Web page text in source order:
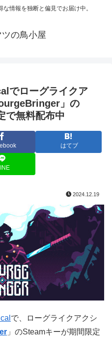
情報を独断と偏見でお届け中。
の鳥小屋
でローグライクア
」の
で無料配布中
はてブ
2024.12.19
で、ローグライクアクシ
」のSteamキーが期間限定